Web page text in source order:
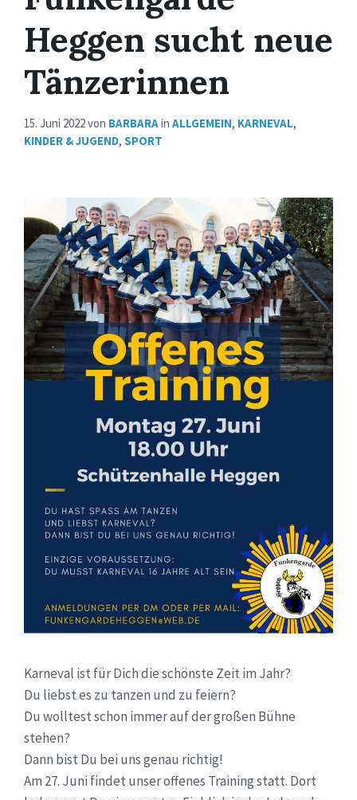
Heggen sucht neue
Tänzerinnen
15. Juni 2022von BARBARAin ALLGEMEIN, KARNEVAL,
KINDER & JUGEND, SPORT
Karneval ist für Dich die schönste Zeit im Jahr?
Du liebst es zu tanzen und zu feiern?
Du wolltest schon immer auf der großen Bühne
stehen?
Dann bist Du bei uns genau richtig!
Am 27. Juni findet unser offenes Training statt. Dort